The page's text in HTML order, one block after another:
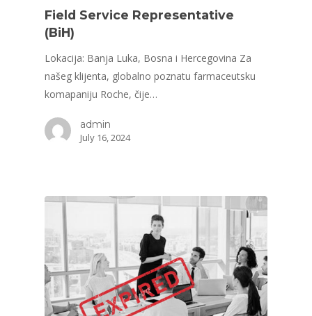
Field Service Representative
(BiH)
Lokacija: Banja Luka, Bosna i Hercegovina Za
našeg klijenta, globalno poznatu farmaceutsku
komapaniju Roche, čije…
admin
July 16, 2024